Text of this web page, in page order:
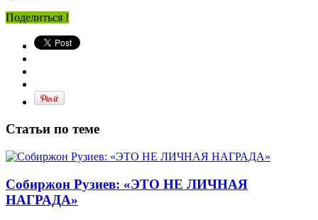
Поделиться !
Статьи по теме
Собиржон Рузиев: «ЭТО НЕ ЛИЧНАЯ
НАГРАДА»